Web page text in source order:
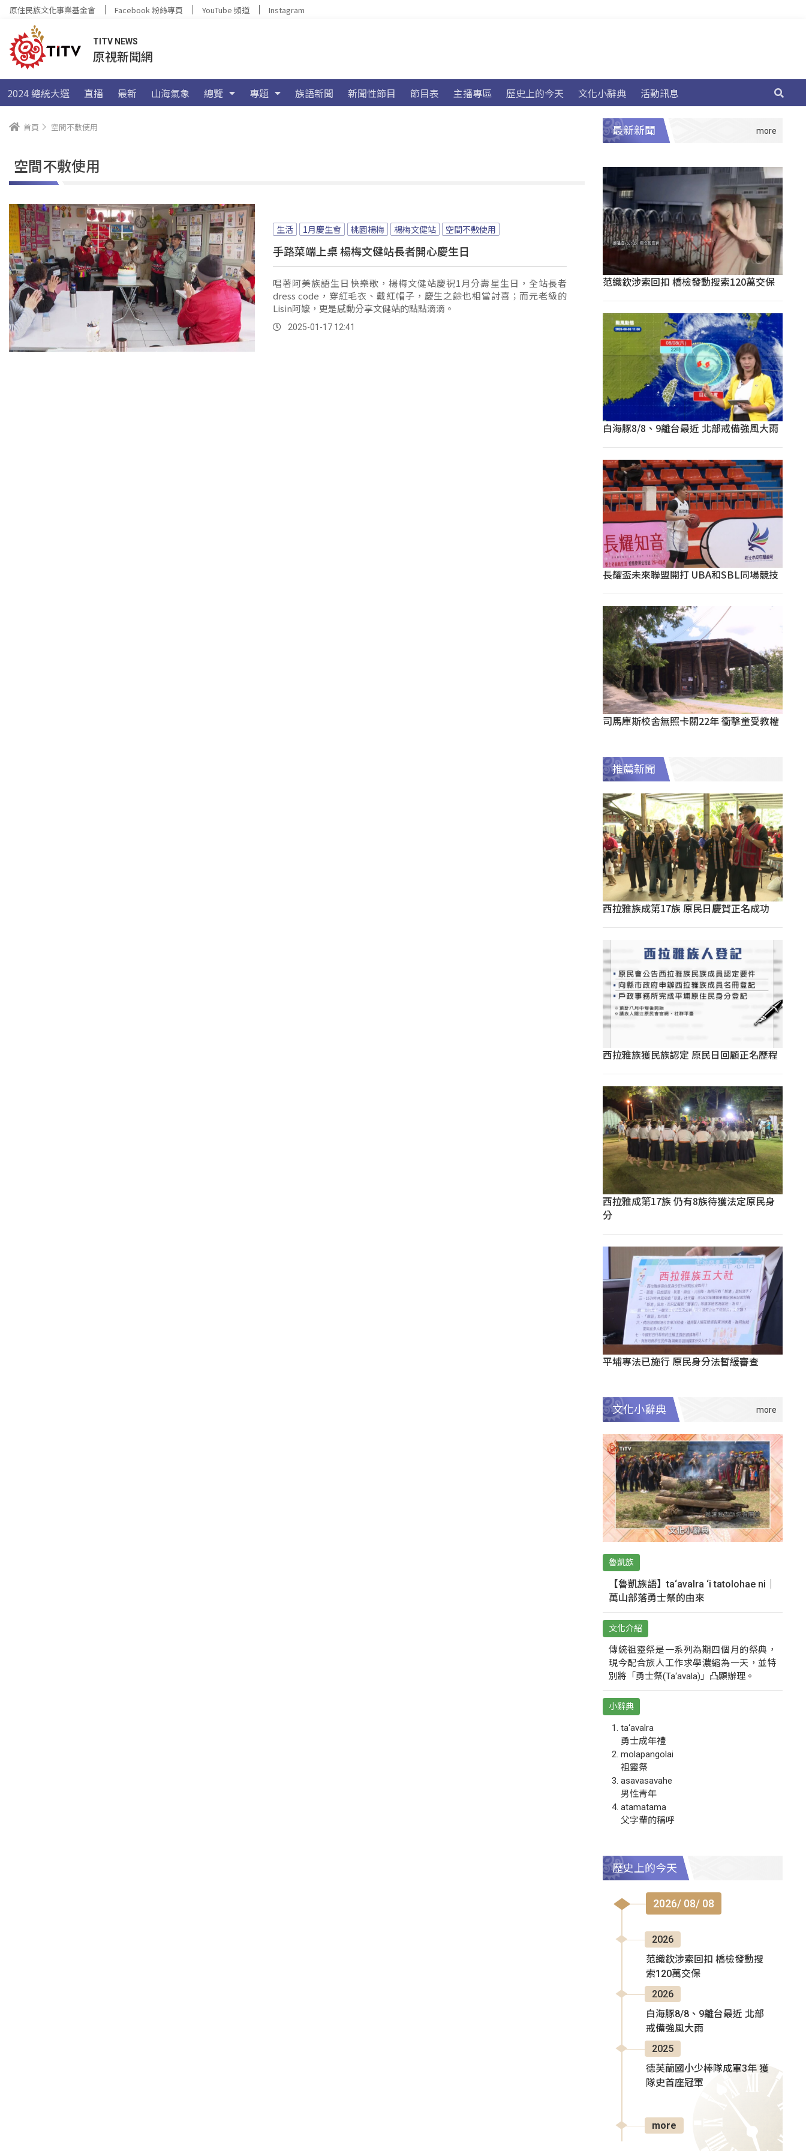
原住民族文化事業基金會 Facebook 粉絲專頁 YouTube 頻道 Instagram
TITV NEWS
原視新聞網
2024 總統大選 直播 最新 山海氣象 總覽 專題 族語新聞 新聞性節目 節目表 主播專區 歷史上的今天 文化小辭典 活動訊息
首頁 空間不敷使用
空間不敷使用
生活 1月慶生會 桃園楊梅 楊梅文健站 空間不敷使用
手路菜端上桌 楊梅文健站長者開心慶生日
唱著阿美族語生日快樂歌，楊梅文健站慶祝1月分壽星生日，全站長者
dress code，穿紅毛衣、戴紅帽子，慶生之餘也相當討喜；而元老級的
Lisin阿嬤，更是感動分享文健站的點點滴滴。
2025-01-17 12:41
最新新聞
范織欽涉索回扣 橋檢發動搜索120萬交保
白海豚8/8、9離台最近 北部戒備強風大雨
長耀盃未來聯盟開打 UBA和SBL同場競技
司馬庫斯校舍無照卡關22年 衝擊童受教權
推薦新聞
西拉雅族成第17族 原民日慶賀正名成功
西拉雅族獲民族認定 原民日回顧正名歷程
西拉雅成第17族 仍有8族待獲法定原民身
分
平埔專法已施行 原民身分法暫緩審查
文化小辭典
魯凱族
【魯凱族語】ta‘avalra ‘i tatolohae ni｜
萬山部落勇士祭的由來
文化介紹
傳統祖靈祭是一系列為期四個月的祭典，
現今配合族人工作求學濃縮為一天，並特
別將「勇士祭(Ta‘avala)」凸顯辦理。
小辭典
ta‘avalra
勇士成年禮
molapangolai
祖靈祭
asavasavahe
男性青年
atamatama
父字輩的稱呼
歷史上的今天
2026/ 08/ 08
2026
范織欽涉索回扣 橋檢發動搜
索120萬交保
2026
白海豚8/8、9離台最近 北部
戒備強風大雨
2025
德芙蘭國小少棒隊成軍3年 獲
隊史首座冠軍
more